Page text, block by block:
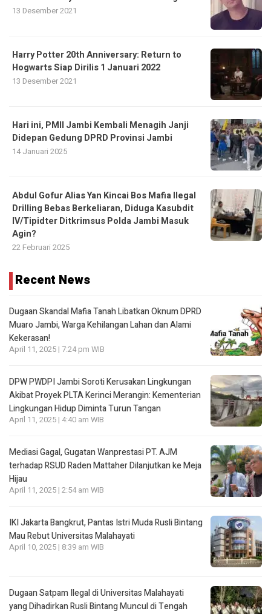
13 Desember 2021
Harry Potter 20th Anniversary: Return to
Hogwarts Siap Dirilis 1 Januari 2022
13 Desember 2021
Hari ini, PMII Jambi Kembali Menagih Janji
Didepan Gedung DPRD Provinsi Jambi
14 Januari 2025
Abdul Gofur Alias Yan Kincai Bos Mafia Ilegal
Drilling Bebas Berkeliaran, Diduga Kasubdit
IV/Tipidter Ditkrimsus Polda Jambi Masuk
Agin?
22 Februari 2025
Recent News
Dugaan Skandal Mafia Tanah Libatkan Oknum DPRD
Muaro Jambi, Warga Kehilangan Lahan dan Alami
Kekerasan!
April 11, 2025 | 7:24 pm WIB
DPW PWDPI Jambi Soroti Kerusakan Lingkungan
Akibat Proyek PLTA Kerinci Merangin: Kementerian
Lingkungan Hidup Diminta Turun Tangan
April 11, 2025 | 4:40 am WIB
Mediasi Gagal, Gugatan Wanprestasi PT. AJM
terhadap RSUD Raden Mattaher Dilanjutkan ke Meja
Hijau
April 11, 2025 | 2:54 am WIB
IKI Jakarta Bangkrut, Pantas Istri Muda Rusli Bintang
Mau Rebut Universitas Malahayati
April 10, 2025 | 8:39 am WIB
Dugaan Satpam Ilegal di Universitas Malahayati
yang Dihadirkan Rusli Bintang Muncul di Tengah